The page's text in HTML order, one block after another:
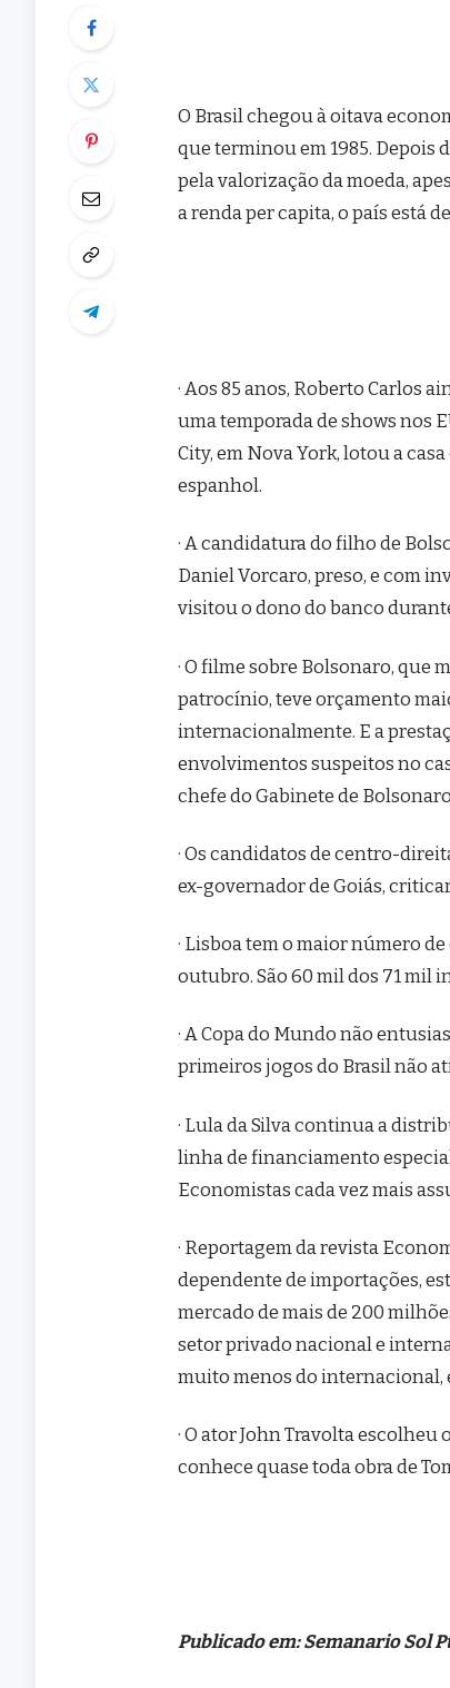
O Brasil chegou à oitava
que terminou em 1985. Depois
pela valorização da moeda,
a renda per capita, o país está
· Aos 85 anos, Roberto Carlos
uma temporada de shows nos
City, em Nova York, lotou a
espanhol.
· A candidatura do filho de
Daniel Vorcaro, preso, e com
visitou o dono do banco
· O filme sobre Bolsonaro, que
patrocínio, teve orçamento
internacionalmente. E a
envolvimentos suspeitos no
chefe do Gabinete de
· Os candidatos de centro-
ex-governador de Goiás,
· Lisboa tem o maior número
outubro. São 60 mil dos 71 mil
· A Copa do Mundo não
primeiros jogos do Brasil não
· Lula da Silva continua a
linha de financiamento
Economistas cada vez mais
· Reportagem da revista
dependente de importações,
mercado de mais de 200
setor privado nacional e
muito menos do internacional,
· O ator John Travolta
conhece quase toda obra de
Publicado em: Semanario Sol